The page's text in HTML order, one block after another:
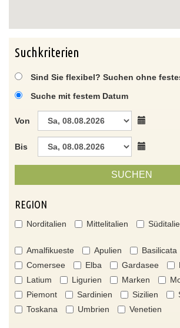
Suchkriterien
Sind Sie flexibel? Suchen ohne
Suche mit festem Datum
Von
Bis
SUCHEN
REGION
Norditalien Mittelitalien
Amalfikueste Apulien Basilicata
Comersee
Elba Gardasee
Latium
Ligurien Marken
Piemont
Sardinien Sizilien
Toskana
Umbrien Venetien